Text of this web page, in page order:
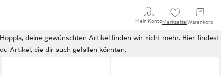
Mein KontoMerkzettel Warenkorb
Hoppla, deine gewünschten Artikel finden wir nicht mehr. Hier findest
du Artikel, die dir auch gefallen könnten.